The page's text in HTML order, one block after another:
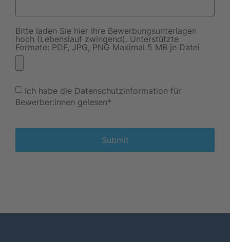
Bitte laden Sie hier Ihre Bewerbungsunterlagen
hoch (Lebenslauf zwingend). Unterstützte
Formate: PDF, JPG, PNG Maximal 5 MB je Datei
Ich habe die Datenschutzinformation für
Bewerber:innen gelesen*
Submit